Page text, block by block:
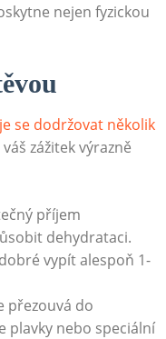
nejen fyzickou
se dodržovat několik
zážitek výrazně
příjem
dehydrataci.
vypít alespoň 1-
přezouvá do
plavky nebo speciální